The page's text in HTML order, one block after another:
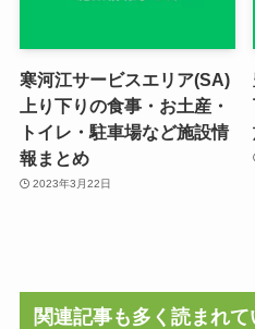
寒河江サービスエリア(SA)
上り下りの食事・お土産・
トイレ・駐車場など施設情
報まとめ
2023年3月22日
関連記事も多く読まれて